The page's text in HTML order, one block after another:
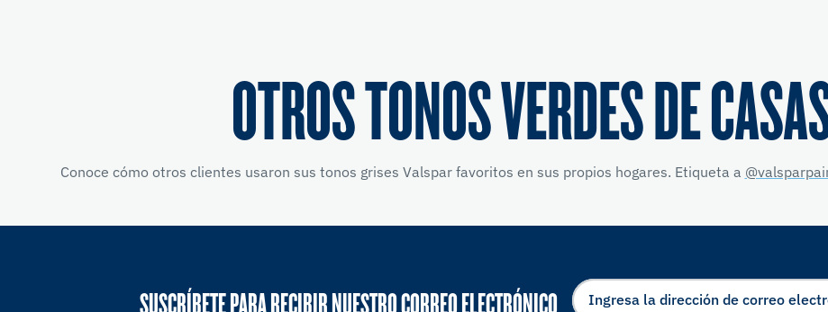
OTROS TONOS VERDES DE
Conoce cómo otros clientes usaron sus tonos grises Valspar favoritos en sus propios hogares. Etiqueta a
SUSCRÍBETE PARA RECIBIR NUESTRO CORREO ELECTRÓNICO